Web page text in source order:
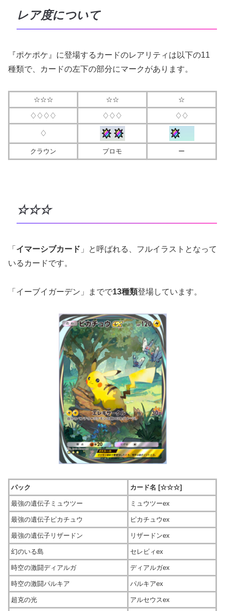
レア度について
『ポケポケ』に登場するカードのレアリティは以下の11
種類で、カードの左下の部分にマークがあります。
☆☆☆ ☆☆ ☆
♢♢♢♢ ♢♢♢ ♢♢
♢
クラウン プロモ ー
☆☆☆
「 イマーシブカード 」と呼ばれる、 フルイラストとなって
いるカードです。
「イーブイガーデン」までで13種類登場しています。
パック カード名 [☆☆☆]
最強の遺伝子ミュウツー ミュウツーex
最強の遺伝子ピカチュウ ピカチュウex
最強の遺伝子リザードン リザードンex
幻のいる島 セレビィex
時空の激闘ディアルガ ディアルガex
時空の激闘パルキア パルキアex
超克の光 アルセウスex